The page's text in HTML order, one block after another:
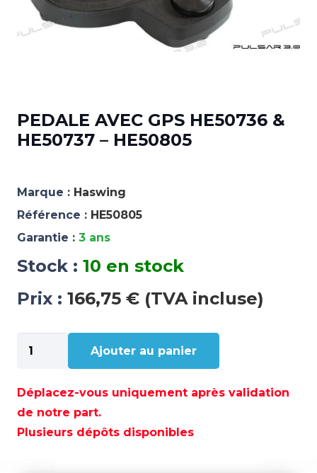
PEDALE AVEC GPS HE50736 &
HE50737 – HE50805
Marque : Haswing
Référence : HE50805
Garantie : 3 ans
Stock : 10 en stock
Prix : 166,75 € (TVA incluse)
quantité
de
AVEC
GPS
HE50736
Ajouter au panier
Déplacez-vous uniquement après validation
de notre part.
Plusieurs dépôts disponibles